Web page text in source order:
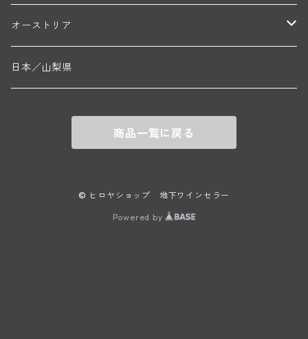
エマニュエル・ルジェ(フラジェ・エシェゾー)
ニコラ・ルジェ(フラジェ・エシェゾー)
ドニ・モルテ(ジュヴレ・シャンベルタン)
ドニ・ペール・エ・フィス(ペルナン・ヴェルジュレス)
コント・ラフォン(ムルソー)
フランソワ・ミクルスキ(ムルソー)
ニコラ・ジェイ
ラインガウ
ゲオルグ・ブロイヤー
フランケン
オーストリア
テルメンレギオン
セップ・モーザ―
カンプタール
日本／山梨県
商品一覧に戻る
© ヒロヤショップ 地下ワインセラー
Powered by